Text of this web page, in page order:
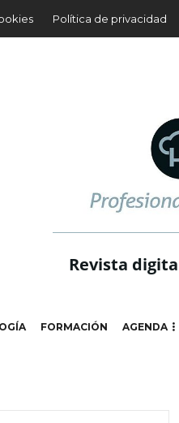
Política de privacidad
Revista
FORMACIÓN AGENDA